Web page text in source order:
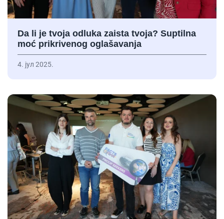
Da li je tvoja odluka zaista tvoja? Suptilna
moć prikrivenog oglašavanja
4. јул 2025.